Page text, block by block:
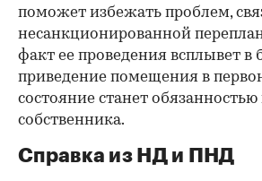
поможет избежать проблем,
несанкционированной
факт ее проведения всплывет в
приведение помещения в
состояние станет обязанностью
собственника.
Справка из НД и ПНД